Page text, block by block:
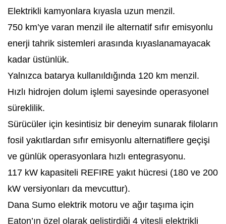
Elektrikli kamyonlara kıyasla uzun menzil.
750 km’ye varan menzil ile alternatif sıfır emisyonlu
enerji tahrik sistemleri arasında kıyaslanamayacak
kadar üstünlük.
Yalnızca batarya kullanıldığında 120 km menzil.
Hızlı hidrojen dolum işlemi sayesinde operasyonel
süreklilik.
Sürücüler için kesintisiz bir deneyim sunarak filoların
fosil yakıtlardan sıfır emisyonlu alternatiflere geçişi
ve günlük operasyonlara hızlı entegrasyonu.
117 kW kapasiteli REFIRE yakıt hücresi (180 ve 200
kW versiyonları da mevcuttur).
Dana Sumo elektrik motoru ve ağır taşıma için
Eaton’ın özel olarak geliştirdiği 4 vitesli elektrikli